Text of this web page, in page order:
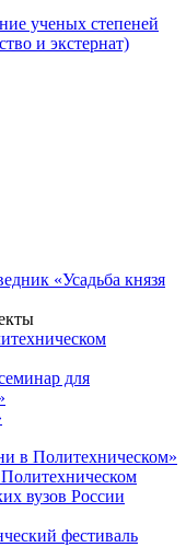
ученых степеней
и экстернат)
«Усадьба князя
для
в Политехническом»
вузов России
фестиваль